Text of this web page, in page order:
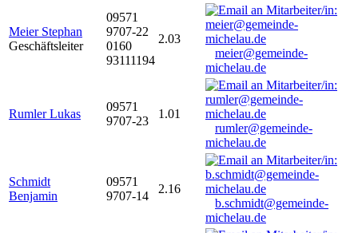
Meier Stephan
Geschäftsleiter
09571
9707-22
0160
93111194
2.03
meier@gemeinde-
michelau.de
Rumler Lukas
09571
9707-23
1.01
rumler@gemeinde-
michelau.de
Schmidt
Benjamin
09571
9707-14
2.16
b.schmidt@gemeinde-
michelau.de